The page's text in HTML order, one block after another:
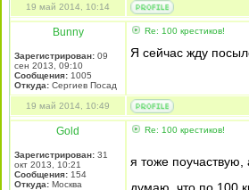
19 май 2014, 10:14
Bunny
Зарегистрирован: 09
сен 2013, 09:10
Сообщения: 1005
Откуда: Сергиев Посад
Re: 100 крестиков!
Я сейчас жду
19 май 2014, 10:49
Gold
Зарегистрирован: 31
окт 2013, 10:21
Сообщения: 154
Откуда: Москва
Re: 100 крестиков!
я тоже